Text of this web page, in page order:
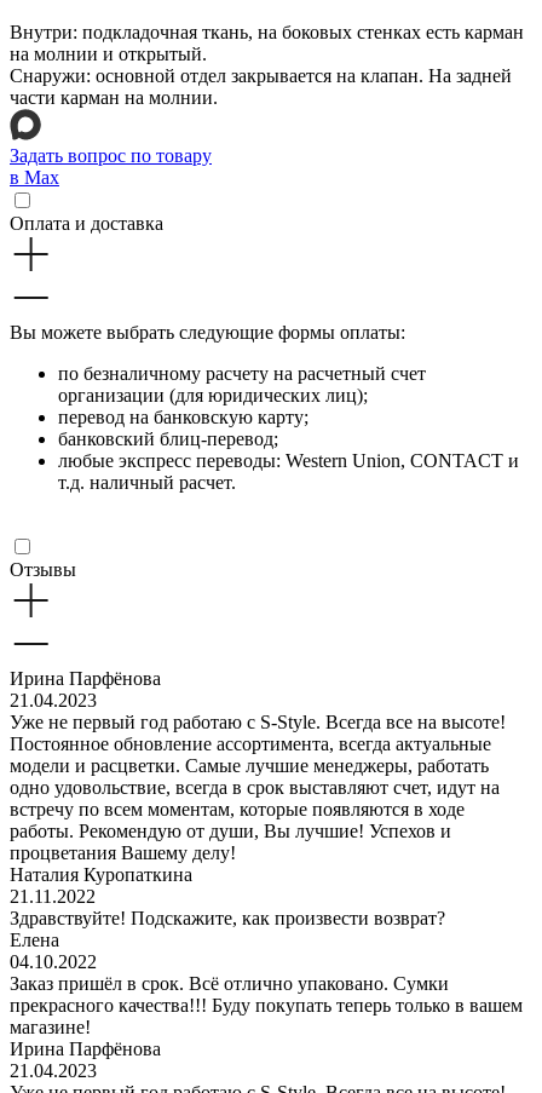
Внутри: подкладочная ткань, на боковых стенках есть карман
на молнии и открытый.
Снаружи: основной отдел закрывается на клапан. На задней
части карман на молнии.
Задать вопрос по товару
в Max
Оплата и доставка
Вы можете выбрать следующие формы оплаты:
по безналичному расчету на расчетный счет
организации (для юридических лиц);
перевод на банковскую карту;
банковский блиц-перевод;
любые экспресс переводы: Western Union, CONTACT и
т.д. наличный расчет.
Отзывы
Ирина Парфёнова
21.04.2023
Уже не первый год работаю с S-Style. Всегда все на высоте!
Постоянное обновление ассортимента, всегда актуальные
модели и расцветки. Самые лучшие менеджеры, работать
одно удовольствие, всегда в срок выставляют счет, идут на
встречу по всем моментам, которые появляются в ходе
работы. Рекомендую от души, Вы лучшие! Успехов и
процветания Вашему делу!
Наталия Куропаткина
21.11.2022
Здравствуйте! Подскажите, как произвести возврат?
Елена
04.10.2022
Заказ пришёл в срок. Всё отлично упаковано. Сумки
прекрасного качества!!! Буду покупать теперь только в вашем
магазине!
Ирина Парфёнова
21.04.2023